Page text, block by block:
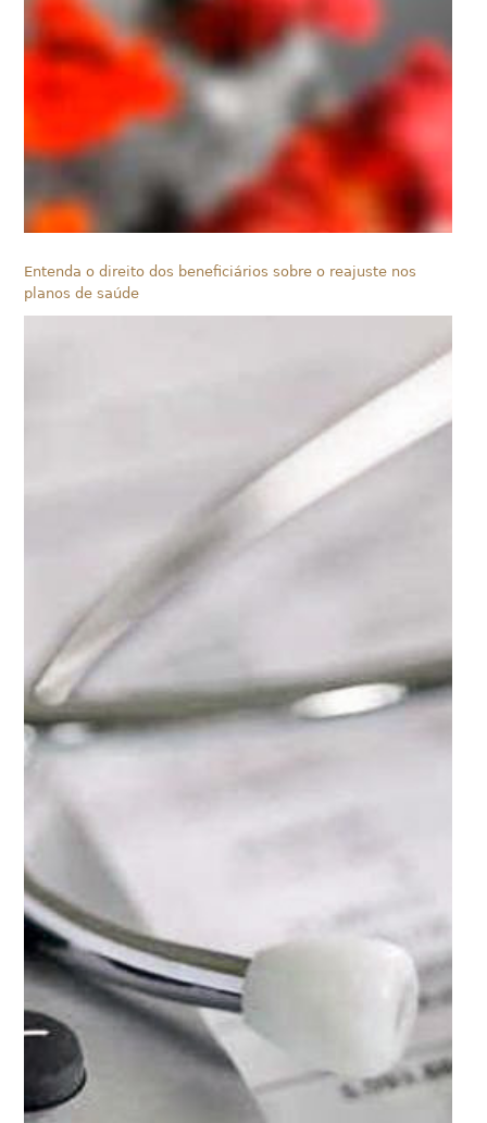
Entenda o direito dos beneficiários sobre o reajuste nos
planos de saúde